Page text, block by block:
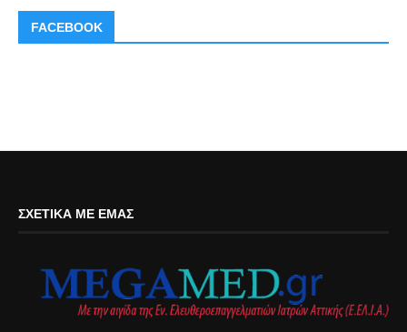
FACEBOOK
ΣΧΕΤΙΚΆ ΜΕ ΕΜΆΣ